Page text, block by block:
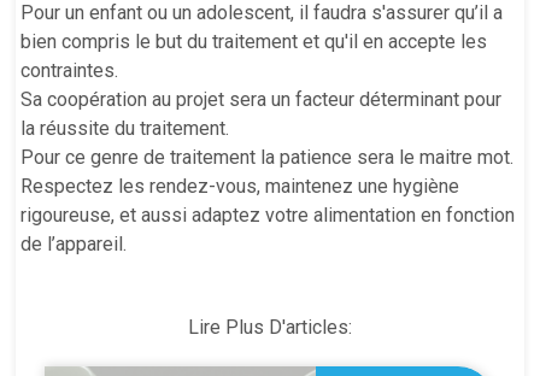
Pour un enfant ou un adolescent, il faudra s'assurer qu’il a
bien compris le but du traitement et qu'il en accepte les
contraintes.
Sa coopération au projet sera un facteur déterminant pour
la réussite du traitement.
Pour ce genre de traitement la patience sera le maitre mot.
Respectez les rendez-vous, maintenez une hygiène
rigoureuse, et aussi adaptez votre alimentation en fonction
de l’appareil.
Lire Plus D'articles: